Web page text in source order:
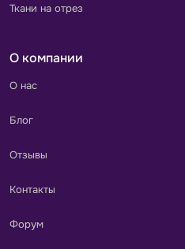
Ткани на отрез
О компании
О нас
Блог
Отзывы
Контакты
Форум